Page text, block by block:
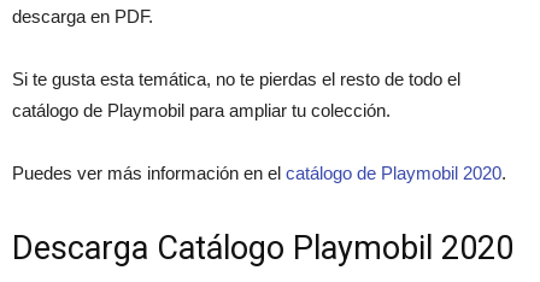
descarga en PDF.
Si te gusta esta temática, no te pierdas el resto de todo el
catálogo de Playmobil para ampliar tu colección.
Puedes ver más información en el catálogo de Playmobil 2020.
Descarga Catálogo Playmobil 2020